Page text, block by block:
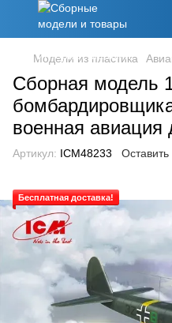
Модели из пластика
Сборная модель
военная авиация
Артикул: ICM48233 Оставить
Бесплатная доставка!